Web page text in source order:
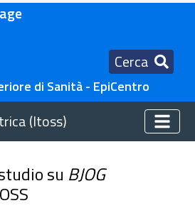
Cerca
di Sanità - EpiCentro
(Itoss)
su BJOG